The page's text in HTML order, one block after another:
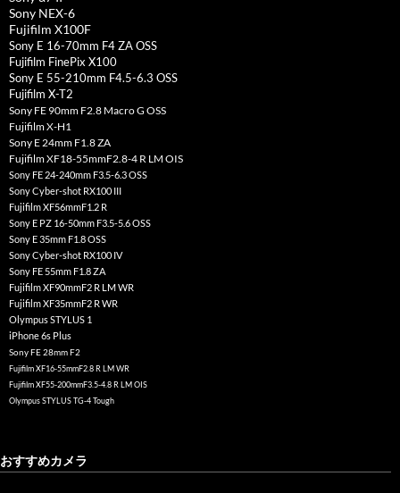
Sony NEX-6
Fujifilm X100F
Sony E 16-70mm F4 ZA OSS
Fujifilm FinePix X100
Sony E 55-210mm F4.5-6.3 OSS
Fujifilm X-T2
Sony FE 90mm F2.8 Macro G OSS
Fujifilm X-H1
Sony E 24mm F1.8 ZA
Fujifilm XF18-55mmF2.8-4 R LM OIS
Sony FE 24-240mm F3.5-6.3 OSS
Sony Cyber-shot RX100 III
Fujifilm XF56mmF1.2 R
Sony E PZ 16-50mm F3.5-5.6 OSS
Sony E 35mm F1.8 OSS
Sony Cyber-shot RX100 IV
Sony FE 55mm F1.8 ZA
Fujifilm XF90mmF2 R LM WR
Fujifilm XF35mmF2 R WR
Olympus STYLUS 1
iPhone 6s Plus
Sony FE 28mm F2
Fujifilm XF16-55mmF2.8 R LM WR
Fujifilm XF55-200mmF3.5-4.8 R LM OIS
Olympus STYLUS TG-4 Tough
おすすめカメラ